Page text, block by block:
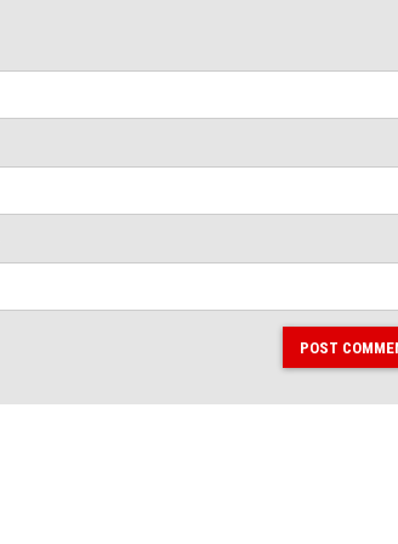
POST